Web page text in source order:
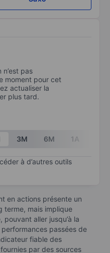
pas
moment pour cet
actualiser la
plus tard.
3M 6M 1A
à d’autres outils
en actions présente un
terme, mais implique
aller jusqu’à la
passées de
fiable des
par des sources